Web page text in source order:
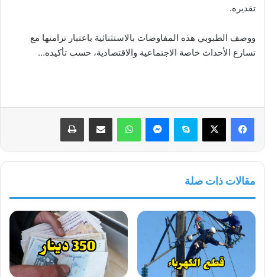
تقديره.
ووصف الطبوبي هذه المفاوضات بالاستثنائية باعتبار تزامنها مع
تسارع الأحداث خاصة الاجتماعية والاقتصادية، حسب تأكيده…
فيسبوك سكايب واتساب
مقالات ذات صلة